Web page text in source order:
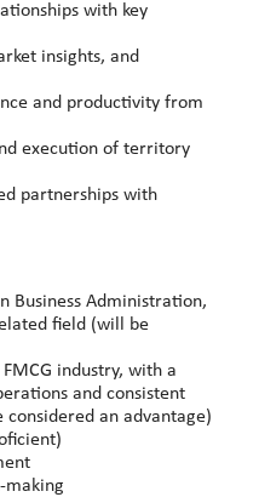
with key
insights, and
and productivity from
execution of territory
partnerships with
Business Administration,
field (will be
industry, with a
and consistent
an advantage)
making